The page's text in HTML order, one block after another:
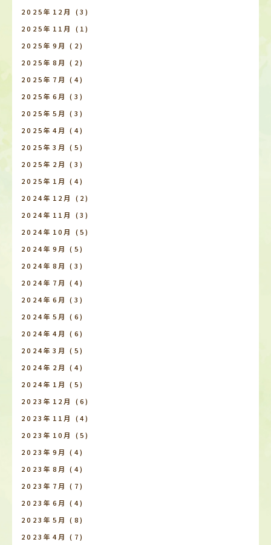
2025年12月
(3)
2025年11月
(1)
2025年9月 (2)
2025年8月 (2)
2025年7月 (4)
2025年6月 (3)
2025年5月 (3)
2025年4月 (4)
2025年3月 (5)
2025年2月 (3)
2025年1月 (4)
2024年12月
(2)
2024年11月
(3)
2024年10月
(5)
2024年9月 (5)
2024年8月 (3)
2024年7月 (4)
2024年6月 (3)
2024年5月 (6)
2024年4月 (6)
2024年3月 (5)
2024年2月 (4)
2024年1月 (5)
2023年12月
(6)
2023年11月
(4)
2023年10月
(5)
2023年9月 (4)
2023年8月 (4)
2023年7月 (7)
2023年6月 (4)
2023年5月 (8)
2023年4月 (7)